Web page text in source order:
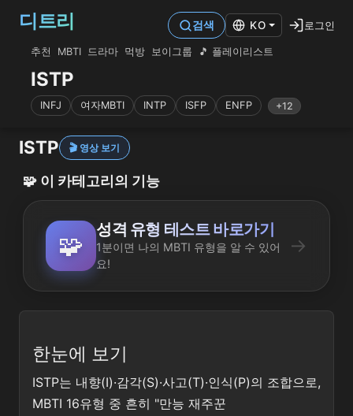
디트리
추천 MBTI 드라마 먹방 보이그룹 🎵 플레이리스트
ISTP
INFJ 여자MBTI INTP ISFP ENFP +12
검색 KO 로그인
ISTP 🎬 영상 보기
🧩 이 카테고리의 기능
🧩
성격 유형 테스트 바로가기
1분이면 나의 MBTI 유형을 알 수 있어
요!
→
한눈에 보기
ISTP는 내향(I)·감각(S)·사고(T)·인식(P)의 조합으로,
MBTI 16유형 중 흔히 "만능 재주꾼